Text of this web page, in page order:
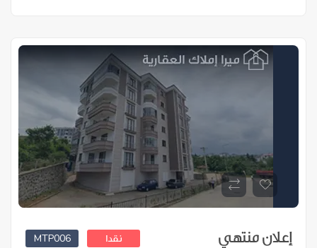
MTP006 نقدا إعلان منتهي